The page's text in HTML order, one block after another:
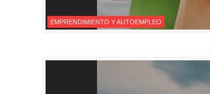
EMPRENDIMIENTO Y AUTOEMPLEO